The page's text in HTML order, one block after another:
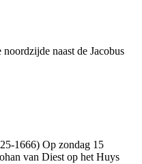
naast de Jacobus
1666) Op zondag 15
van Diest op het Huys